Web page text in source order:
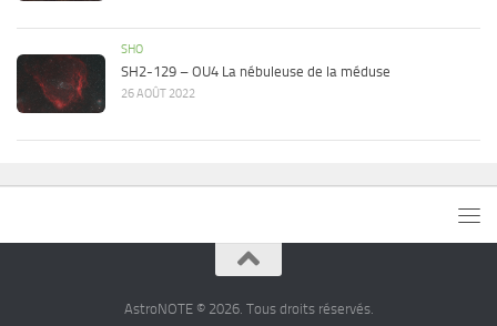
SHO
SH2-129 – OU4 La nébuleuse de la méduse
26 AOÛT 2022
AstroNOTE © 2026. Tous droits réservés.